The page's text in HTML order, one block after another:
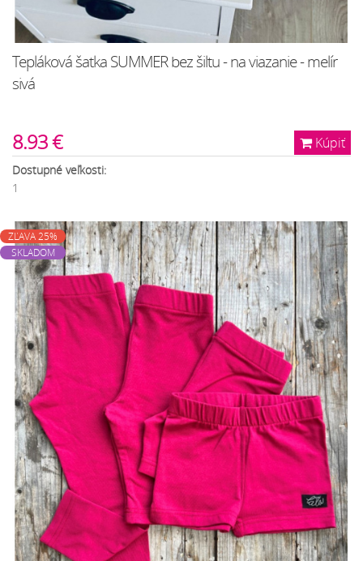
Tepláková šatka SUMMER bez šiltu - na viazanie - melír
sivá
Kúpiť
8.93 €
Dostupné veľkosti:
1
ZĽAVA 25%
SKLADOM